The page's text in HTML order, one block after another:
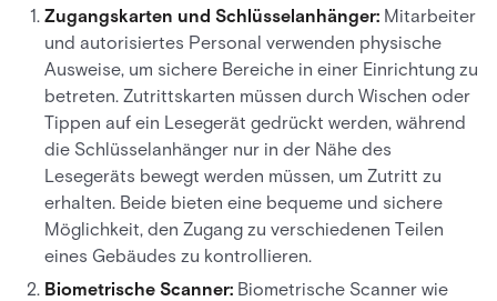
Zugangskarten und Schlüsselanhänger: Mitarbeiter
und autorisiertes Personal verwenden physische
Ausweise, um sichere Bereiche in einer Einrichtung zu
betreten. Zutrittskarten müssen durch Wischen oder
Tippen auf ein Lesegerät gedrückt werden, während
die Schlüsselanhänger nur in der Nähe des
Lesegeräts bewegt werden müssen, um Zutritt zu
erhalten. Beide bieten eine bequeme und sichere
Möglichkeit, den Zugang zu verschiedenen Teilen
eines Gebäudes zu kontrollieren.
Biometrische Scanner: Biometrische Scanner wie